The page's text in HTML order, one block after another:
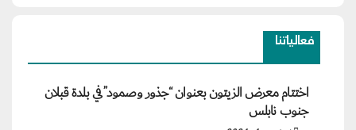
فعالياتنا
اختتام معرض الزيتون بعنوان “جذور وصمود” في بلدة قبلان
جنوب نابلس